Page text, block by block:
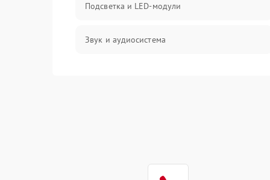
Подсветка и LED-модули
Звук и аудиосистема
Программное обеспечение